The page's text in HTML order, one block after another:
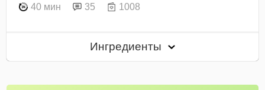
40 мин 35 1008
Ингредиенты